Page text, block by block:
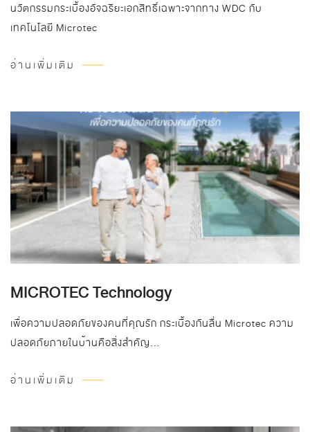
นวัตกรรมกระเบื้องอัจฉริยะเอกสิทธิ์เฉพาะจากทาง WDC กับ
เทคโนโลยี Microtec
อ่านเพิ่มเติม
MICROTEC Technology
เพื่อความปลอดภัยของคนที่คุณรัก กระเบื้องกันลื่น Microtec ความ
ปลอดภัยภายในบ้านคือสิ่งสำคัญ…
อ่านเพิ่มเติม